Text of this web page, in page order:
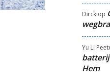
Dirckop
Yu Li
Hem